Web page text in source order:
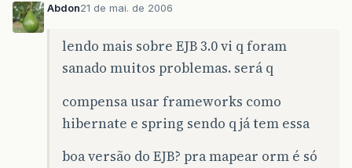
Abdon21 de mai. de 2006
lendo mais sobre EJB 3.0 vi q foram
sanado muitos problemas. será q
compensa usar frameworks como
hibernate e spring sendo q já tem essa
boa versão do EJB? pra mapear orm é só